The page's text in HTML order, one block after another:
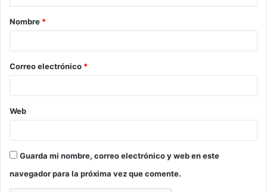
a
r
*
Nombre *
Correo electrónico *
Web
Guarda mi nombre, correo electrónico y web en este
navegador para la próxima vez que comente.